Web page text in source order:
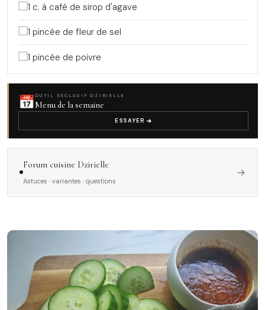
1 c. à café de sirop d'agave
1 pincée de fleur de sel
1 pincée de poivre
📅 OUTIL EXCLUSIF DZIRIELLE
Menu de la semaine
ESSAYER
Forum cuisine Dzirielle
Astuces · variantes · questions
→